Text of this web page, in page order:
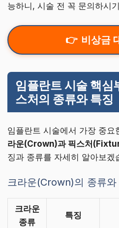
능하니, 시술 전 꼭 문의하시
비상금
임플란트 시술 핵심
스처의 종류와 특징
임플란트 시술에서 가장 중요
라운(Crown)과 픽스처
징과 종류를 자세히 알아보겠
크라운(Crown)의 종류와
크라운
종류
특징